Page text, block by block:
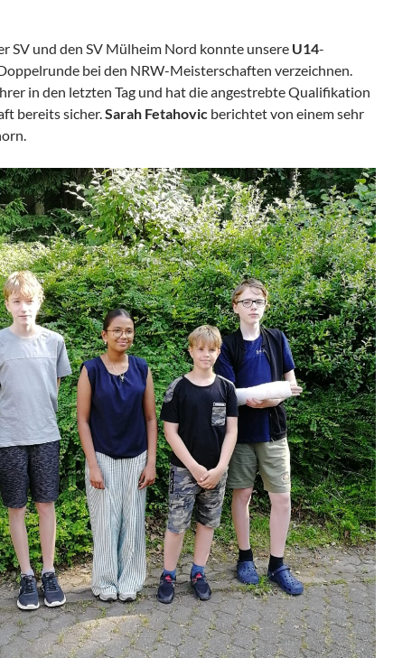
SV und den SV Mülheim Nord konnte unsere U14-
bei den NRW-Meisterschaften verzeichnen.
in den letzten Tag und hat die angestrebte Qualifikation
bereits sicher.Sarah Fetahovic berichtet von einem sehr